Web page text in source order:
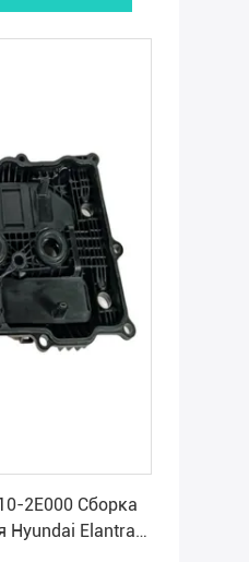
2E000 Сборка
Hyundai Elantra